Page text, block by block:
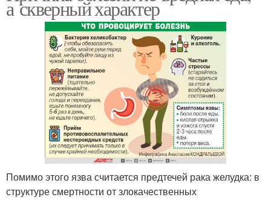
а скверный характер
Помимо этого язва считается предтечей рака желудка: в
структуре смертности от злокачественных